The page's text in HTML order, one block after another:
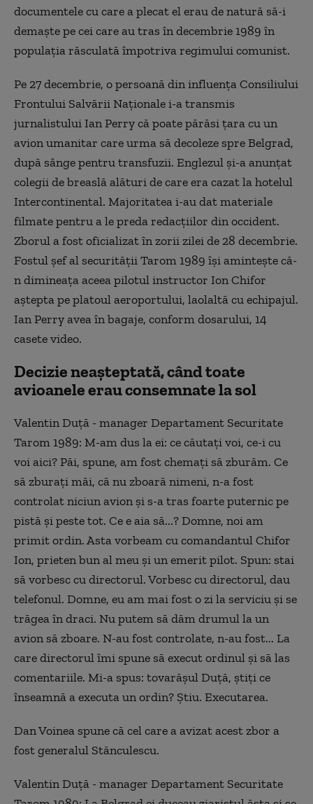
documentele cu care a plecat el erau de natură să-i
demaște pe cei care au tras îndecembrie 1989 în
populația răsculată împotriva regimului comunist.
Pe 27 decembrie, o persoană din influența Consiliului
Frontului Salvării Naționale i-a transmis
jurnalistului Ian Perry că poate părăsi țara cu un
avion umanitar care urma să decoleze spre Belgrad,
după sânge pentru transfuzii. Englezul și-a anunțat
colegii de breaslă alături de care era cazat la hotelul
Intercontinental. Majoritatea i-au dat materiale
filmate pentru a le preda redacțiilor din occident.
Zborul a fost oficializat în zorii zilei de 28 decembrie.
Fostul șef al securității Tarom 1989 își amintește că-
n dimineața aceea pilotul instructor Ion Chifor
aștepta pe platoul aeroportului, laolaltă cu echipajul.
Ian Perry avea în bagaje, conform dosarului, 14
casete video.
Decizie neașteptată, când toate
avioanele erau consemnate la sol
Valentin Duță - manager Departament Securitate
Tarom 1989: M-am dus la ei: ce căutați voi, ce-icu
voi aici? Păi, spune, am fost chemați să zburăm. Ce
să zburați măi, că nu zboară nimeni, n-a fost
controlat niciun avion și s-a tras foarte puternic pe
pistă și peste tot. Ce e aia să...? Domne, noi am
primit ordin. Asta vorbeam cu comandantul Chifor
Ion, prieten bun al meu și un emerit pilot. Spun: stai
să vorbesc cu directorul. Vorbesc cu directorul, dau
telefonul. Domne, eu am mai fost o zi la serviciu și se
trăgea în draci. Nu putem să dăm drumul la un
avion să zboare. N-au fost controlate, n-au fost... La
care directorul îmi spune să execut ordinul și să las
comentariile. Mi-a spus: tovarășul Duță, știți ce
înseamnă a executa un ordin? Știu. Executarea.
Dan Voinea spune că cel care a avizat acest zbor a
fostgeneralul Stănculescu.
Valentin Duță - manager Departament Securitate